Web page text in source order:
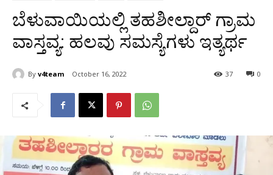
ಬೆಳುವಾಯಿಯಲ್ಲಿ ತಹಶೀಲ್ದಾರ್ ಗ್ರಾಮ
ವಾಸ್ತವ್ಯ: ಹಲವು ಸಮಸ್ಯೆಗಳು ಇತ್ಯರ್ಥ
By v4team October 16, 2022 0
37